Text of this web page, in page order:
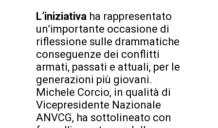
L’iniziativa ha rappresentato
un’importante occasione di
riflessione sulle drammatiche
conseguenze dei conflitti
armati, passati e attuali, per le
generazioni più giovani.
Michele Corcio, in qualità di
Vicepresidente Nazionale
ANVCG, ha sottolineato con